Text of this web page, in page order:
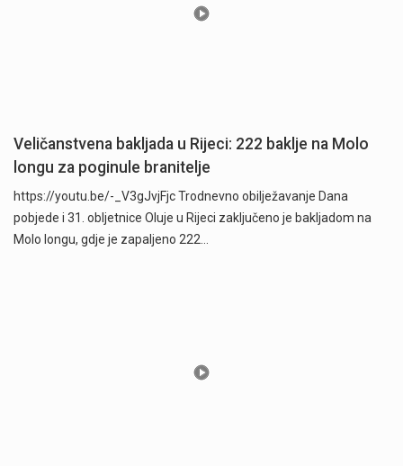
Veličanstvena bakljada u Rijeci: 222 baklje na Molo
longu za poginule branitelje
https://youtu.be/-_V3gJvjFjc Trodnevno obilježavanje Dana
pobjede i 31. obljetnice Oluje u Rijeci zaključeno je bakljadom na
Molo longu, gdje je zapaljeno 222…